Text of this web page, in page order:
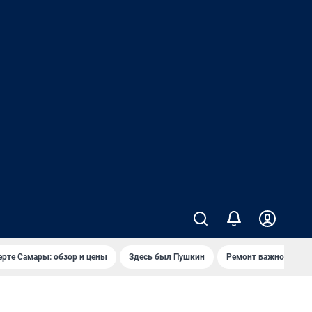
Самары: обзор и цены Здесь был Пушкин Ремонт важного